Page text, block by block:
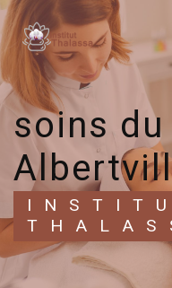
soins
Panneau de gestion des